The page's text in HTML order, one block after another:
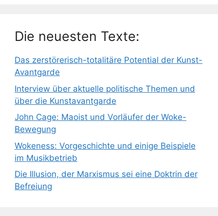
Die neuesten Texte:
Das zerstörerisch-totalitäre Potential der Kunst-
Avantgarde
Interview über aktuelle politische Themen und
über die Kunstavantgarde
John Cage: Maoist und Vorläufer der Woke-
Bewegung
Wokeness: Vorgeschichte und einige Beispiele
im Musikbetrieb
Die Illusion, der Marxismus sei eine Doktrin der
Befreiung